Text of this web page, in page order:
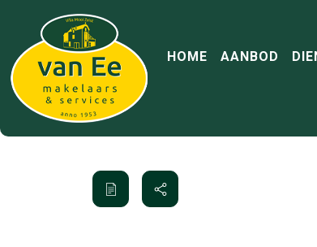
HOME AANBOD